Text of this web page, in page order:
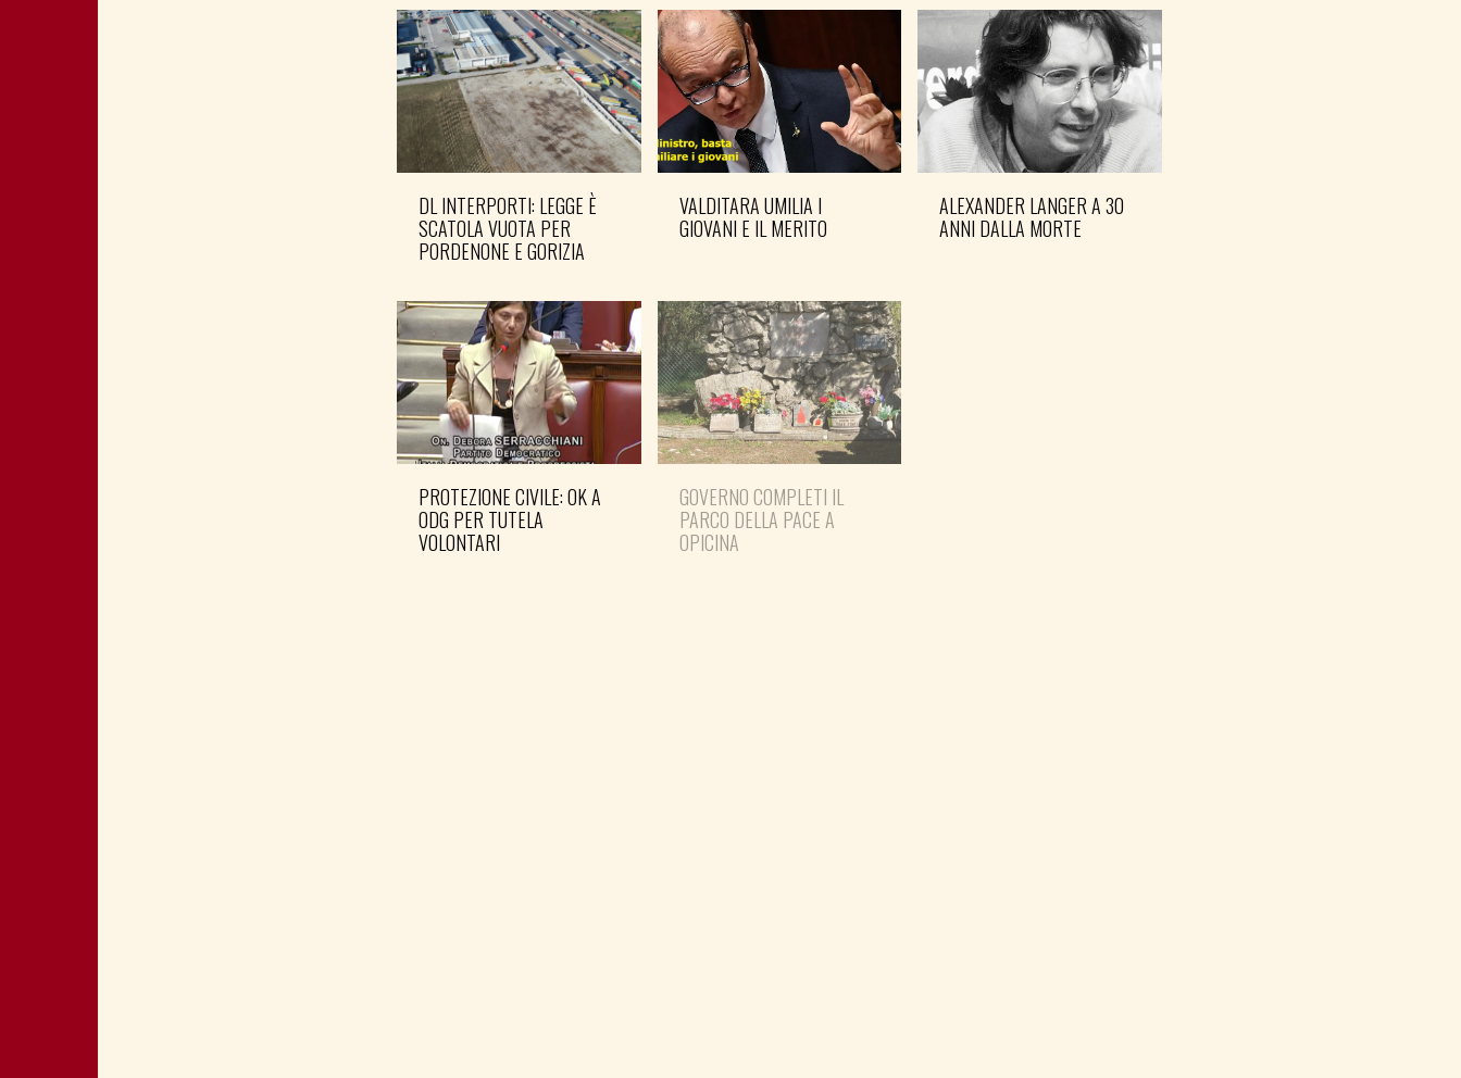
DL INTERPORTI: LEGGE È
SCATOLA VUOTA PER
PORDENONE E GORIZIA
VALDITARA UMILIA I
GIOVANI E IL MERITO
ALEXANDER LANGER A 30
ANNI DALLA MORTE
PROTEZIONE CIVILE: OK A
ODG PER TUTELA
VOLONTARI
GOVERNO COMPLETI IL
PARCO DELLA PACE A
OPICINA